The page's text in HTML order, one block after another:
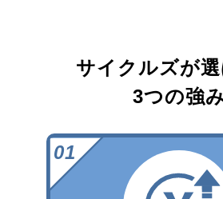
サイクルズが
3つの強